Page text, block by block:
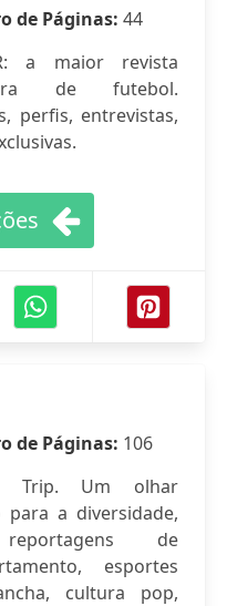
de Páginas: 44
a maior revista
de futebol.
perfis, entrevistas,
de Páginas: 106
Trip. Um olhar
para a diversidade,
de
esportes
cultura pop,